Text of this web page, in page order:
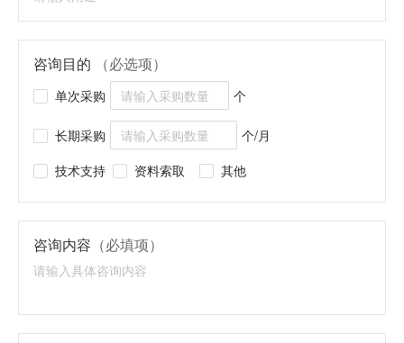
咨询目的 （必选项）
单次采购 个
长期采购
个/月
技术支持
资料索取 其他
咨询内容 （必填项）